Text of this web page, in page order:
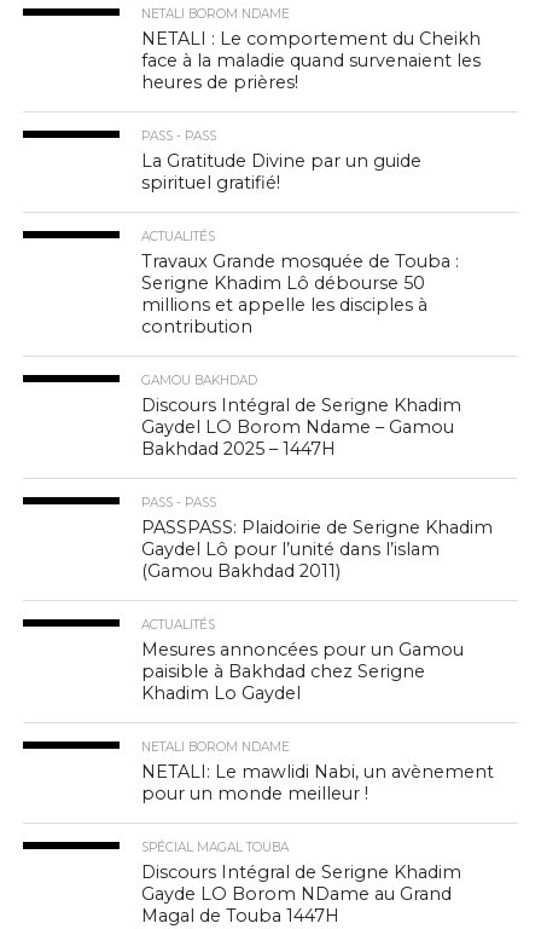
NETALI BOROM NDAME
NETALI : Le comportement du Cheikh
face à la maladie quand survenaient les
heures de prières!
PASS - PASS
La Gratitude Divine par un guide
spirituel gratifié!
ACTUALITÉS
Travaux Grande mosquée de Touba :
Serigne Khadim Lô débourse 50
millions et appelle les disciples à
contribution
GAMOU BAKHDAD
Discours Intégral de Serigne Khadim
Gaydel LO Borom Ndame – Gamou
Bakhdad 2025 – 1447H
PASS - PASS
PASSPASS: Plaidoirie de Serigne Khadim
Gaydel Lô pour l’unité dans l’islam
(Gamou Bakhdad 2011)
ACTUALITÉS
Mesures annoncées pour un Gamou
paisible à Bakhdad chez Serigne
Khadim Lo Gaydel
NETALI BOROM NDAME
NETALI: Le mawlidi Nabi, un avènement
pour un monde meilleur !
SPÉCIAL MAGAL TOUBA
Discours Intégral de Serigne Khadim
Gayde LO Borom NDame au Grand
Magal de Touba 1447H